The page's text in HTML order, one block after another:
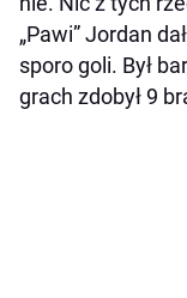
„Pawi” Jordan
sporo goli. Był
grach zdobył 9